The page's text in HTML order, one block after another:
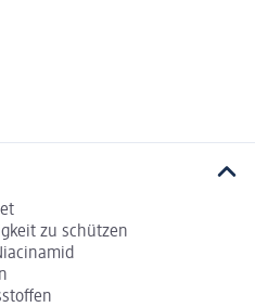
zu schützen